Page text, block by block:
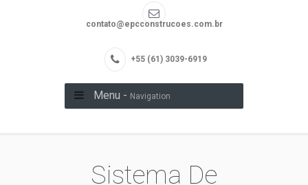
contato@epcconstrucoes.com.br
+55 (61) 3039-6919
Menu - Navigation
Sistema De